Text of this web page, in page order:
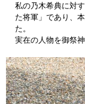
私の乃木希典に対
た将軍」であり、
た。
実在の人物を御祭